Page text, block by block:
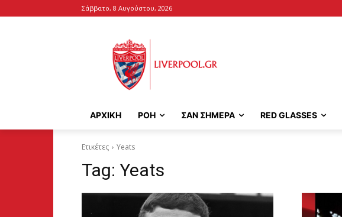
Σάββατο, 8 Αυγούστου, 2026
ΑΡΧΙΚΉ ΡΟΗ ΣΑΝ ΣΗΜΕΡΑ RED GLASSES
Ετικέτες Yeats
Tag: Yeats